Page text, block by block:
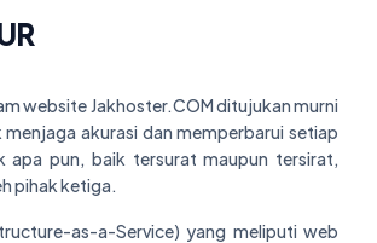
website Jakhoster.COM ditujukan murni
akurasi dan memperbarui setiap
apa pun, baik tersurat maupun tersirat,
pihak ketiga.
as-a-Service) yang meliputi web